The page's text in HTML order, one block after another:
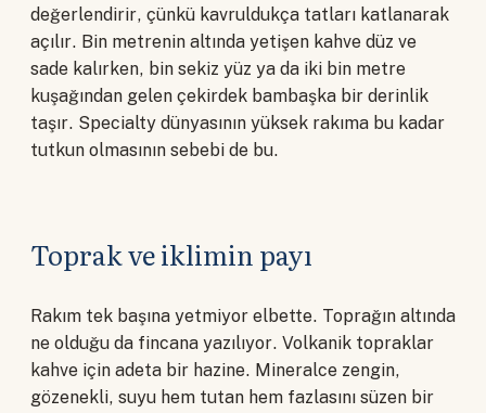
değerlendirir, çünkü kavruldukça tatları katlanarak
açılır. Bin metrenin altında yetişen kahve düz ve
sade kalırken, bin sekiz yüz ya da iki bin metre
kuşağından gelen çekirdek bambaşka bir derinlik
taşır. Specialty dünyasının yüksek rakıma bu kadar
tutkun olmasının sebebi de bu.
Toprak ve iklimin payı
Rakım tek başına yetmiyor elbette. Toprağın altında
ne olduğu da fincana yazılıyor. Volkanik topraklar
kahve için adeta bir hazine. Mineralce zengin,
gözenekli, suyu hem tutan hem fazlasını süzen bir